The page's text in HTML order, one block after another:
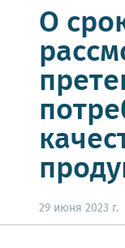
О
29 июня 2023 г.